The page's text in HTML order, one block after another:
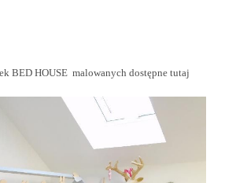
BED HOUSE malowanych dostępne tutaj